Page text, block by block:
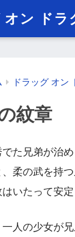
オン ド
ドラッグ オン
紋章
た兄弟が治
柔の武を持
はいたって安定
人の少女が兄